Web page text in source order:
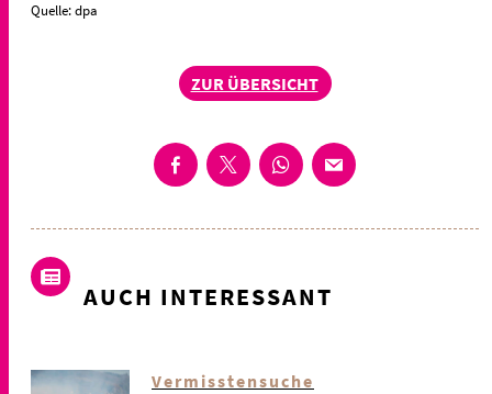
Quelle: dpa
ZUR ÜBERSICHT
AUCH INTERESSANT
Vermisstensuche